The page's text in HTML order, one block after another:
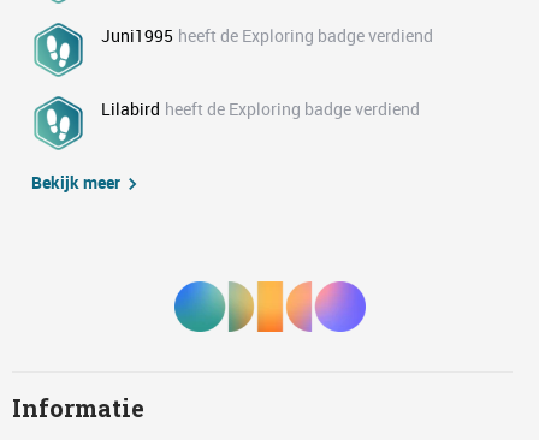
Juni1995 heeft de Exploring badge verdiend
Lilabird heeft de Exploring badge verdiend
Bekijk meer
Informatie